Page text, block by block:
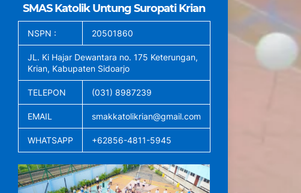
SMAS Katolik Untung Suropati Krian
NSPN : 20501860
JL. Ki Hajar Dewantara no. 175 Keterungan,
Krian, Kabupaten Sidoarjo
TELEPON (031) 8987239
EMAIL smakkatolikrian@gmail.com
WHATSAPP +62856-4811-5945